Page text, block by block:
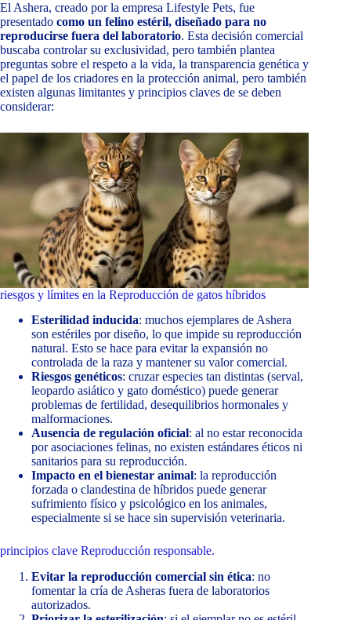
El Ashera, creado por la empresa Lifestyle Pets, fue
presentado como un felino estéril, diseñado para no
reproducirse fuera del laboratorio. Esta decisión comercial
buscaba controlar su exclusividad, pero también plantea
preguntas sobre el respeto a la vida, la transparencia genética y
el papel de los criadores en la protección animal, pero también
existen algunas limitantes y principios claves de se deben
considerar:
riesgos y límites en la Reproducción de gatos híbridos
Esterilidad inducida: muchos ejemplares de Ashera
son estériles por diseño, lo que impide su reproducción
natural. Esto se hace para evitar la expansión no
controlada de la raza y mantener su valor comercial.
Riesgos genéticos: cruzar especies tan distintas (serval,
leopardo asiático y gato doméstico) puede generar
problemas de fertilidad, desequilibrios hormonales y
malformaciones.
Ausencia de regulación oficial: al no estar reconocida
por asociaciones felinas, no existen estándares éticos ni
sanitarios para su reproducción.
Impacto en el bienestar animal: la reproducción
forzada o clandestina de híbridos puede generar
sufrimiento físico y psicológico en los animales,
especialmente si se hace sin supervisión veterinaria.
principios clave Reproducción responsable.
Evitar la reproducción comercial sin ética: no
fomentar la cría de Asheras fuera de laboratorios
autorizados.